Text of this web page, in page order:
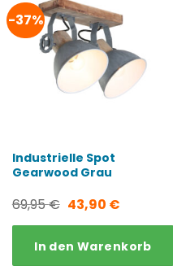
-37%
Industrielle Spot
Gearwood Grau
69,95€ Ursprünglicher
Preis
war:
43,90 €Aktueller
Preis
ist:
In den Warenkorb